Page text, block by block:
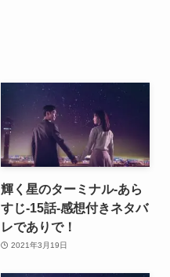
輝く星のターミナル-あら
すじ-15話-感想付きネタバ
レでありで！
2021年3月19日